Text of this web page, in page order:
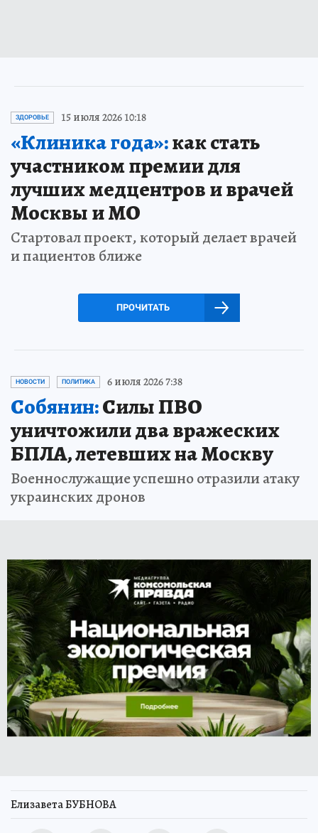
ЗДОРОВЬЕ 15 июля 2026 10:18
«Клиника года»:как стать
участником премии для
лучших медцентров и врачей
Москвы и МО
Стартовал проект, который делает врачей
и пациентов ближе
ПРОЧИТАТЬ
НОВОСТИ ПОЛИТИКА 6 июля 2026 7:38
Собянин:Силы ПВО
уничтожили два вражеских
БПЛА, летевших на Москву
Военнослужащие успешно отразили атаку
украинских дронов
Елизавета БУБНОВА